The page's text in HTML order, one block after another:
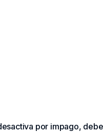
por impago,